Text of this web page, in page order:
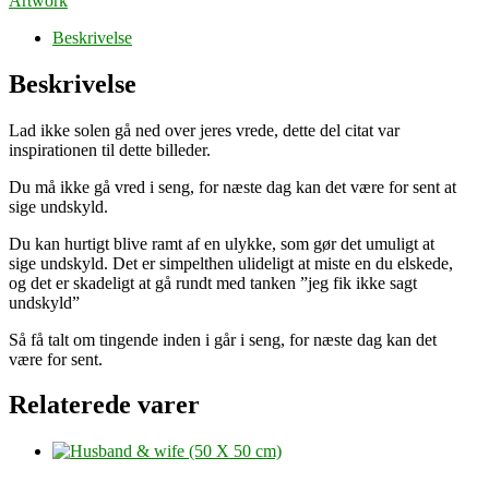
sorry,
i
can't
X
30
antal
Beskrivelse
Beskrivelse
Lad ikke solen gå ned over jeres vrede, dette del citat var
inspirationen til dette billeder.
Du må ikke gå vred i seng, for næste dag kan det være for sent at
sige undskyld.
Du kan hurtigt blive ramt af en ulykke, som gør det umuligt at
sige undskyld. Det er simpelthen ulideligt at miste en du elskede,
og det er skadeligt at gå rundt med tanken ”jeg fik ikke sagt
undskyld”
Så få talt om tingende inden i går i seng, for næste dag kan det
være for sent.
Relaterede varer